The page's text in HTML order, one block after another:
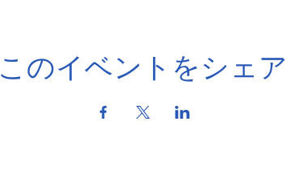
このイベントをシェア